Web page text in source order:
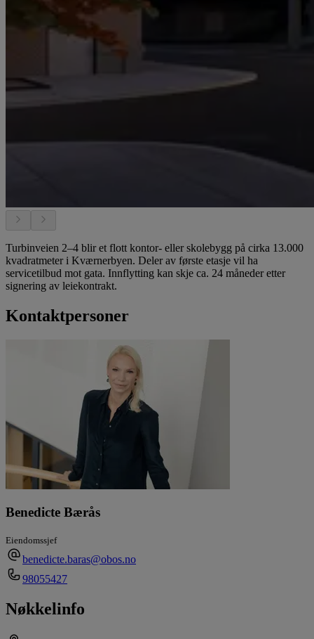
Turbinveien 2–4 blir et flott kontor- eller skolebygg på cirka 13.000
kvadratmeter i Kværnerbyen. Deler av første etasje vil ha
servicetilbud mot gata. Innflytting kan skje ca. 24 måneder etter
signering av leiekontrakt.
Kontaktpersoner
Benedicte Bærås
Eiendomssjef
benedicte.baras@obos.no
98055427
Nøkkelinfo